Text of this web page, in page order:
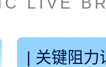
| 关键阻力